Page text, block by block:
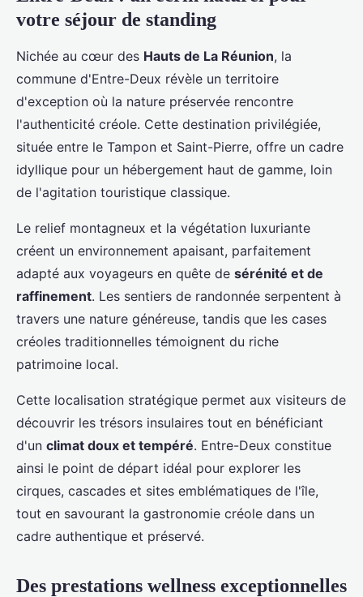
votre séjour de standing
Nichée au cœur des Hauts de La Réunion, la
commune d'Entre-Deux révèle un territoire
d'exception où la nature préservée rencontre
l'authenticité créole. Cette destination privilégiée,
située entre le Tampon et Saint-Pierre, offre un cadre
idyllique pour un hébergement haut de gamme, loin
de l'agitation touristique classique.
Le relief montagneux et la végétation luxuriante
créent un environnement apaisant, parfaitement
adapté aux voyageurs en quête de sérénité et de
raffinement. Les sentiers de randonnée serpentent à
travers une nature généreuse, tandis que les cases
créoles traditionnelles témoignent du riche
patrimoine local.
Cette localisation stratégique permet aux visiteurs de
découvrir les trésors insulaires tout en bénéficiant
d'un climat doux et tempéré. Entre-Deux constitue
ainsi le point de départ idéal pour explorer les
cirques, cascades et sites emblématiques de l'île,
tout en savourant la gastronomie créole dans un
cadre authentique et préservé.
Des prestations wellness exceptionnelles